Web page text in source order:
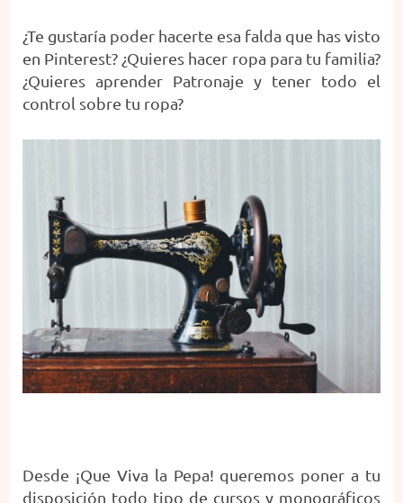
¿Te gustaría poder hacerte esa falda que has visto
en Pinterest? ¿Quieres hacer ropa para tu familia?
¿Quieres aprender Patronaje y tener todo el
control sobre tu ropa?
Desde ¡Que Viva la Pepa! queremos poner a tu
disposición todo tipo de cursos y monográficos